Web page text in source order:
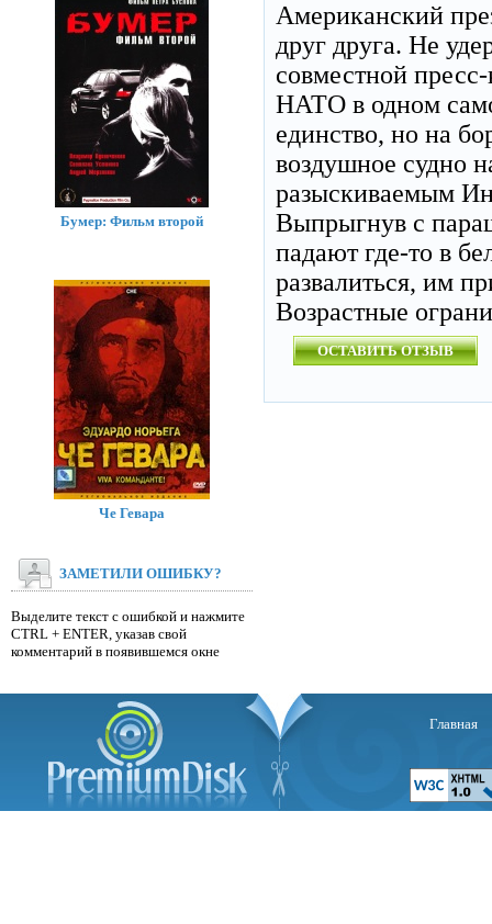
Американский
друг друга. Не
совместной
НАТО в одном
единство, но на
воздушное судно
разыскиваемым
Выпрыгнув с
падают где-то в
развалиться, им
Возрастные
ОСТАВИТЬ ОТЗЫВ
Бумер: Фильм второй
Че Гевара
ЗАМЕТИЛИ ОШИБКУ?
Выделите текст с ошибкой и нажмите
CTRL + ENTER, указав свой
комментарий в появившемся окне
Главная